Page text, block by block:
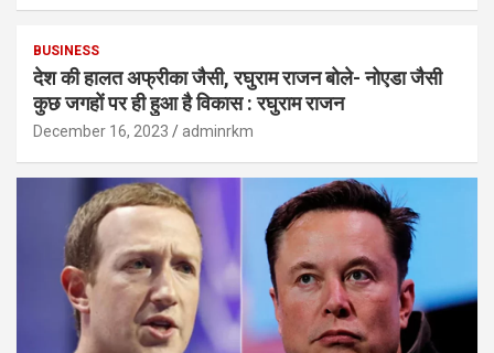
BUSINESS
देश की हालत अफ्रीका जैसी, रघुराम राजन बोले- नोएडा जैसी
कुछ जगहों पर ही हुआ है विकास : रघुराम राजन
December 16, 2023 adminrkm